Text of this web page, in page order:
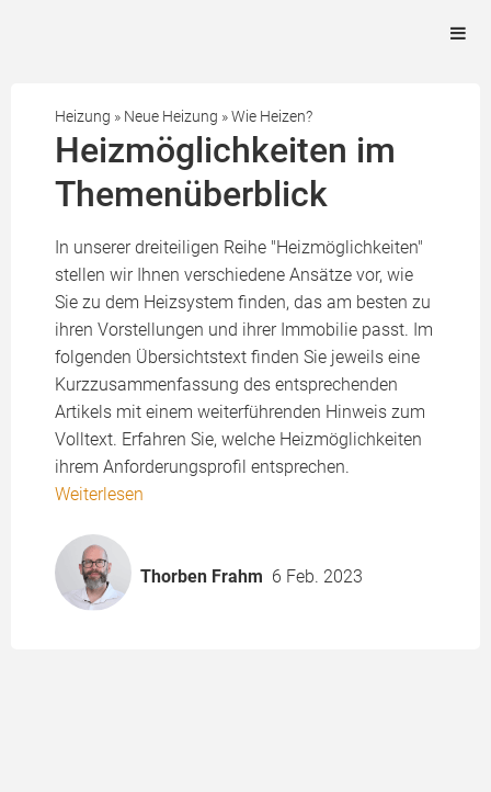
Heizung » Neue Heizung »Wie Heizen?
Heizmöglichkeiten im
Themenüberblick
In unserer dreiteiligen Reihe "Heizmöglichkeiten"
stellen wir Ihnen verschiedene Ansätze vor, wie
Sie zu dem Heizsystem finden, das am besten zu
ihren Vorstellungen und ihrer Immobilie passt. Im
folgenden Übersichtstext finden Sie jeweils eine
Kurzzusammenfassung des entsprechenden
Artikels mit einem weiterführenden Hinweis zum
Volltext. Erfahren Sie, welche Heizmöglichkeiten
ihrem Anforderungsprofil entsprechen.
Weiterlesen
Thorben Frahm 6 Feb. 2023